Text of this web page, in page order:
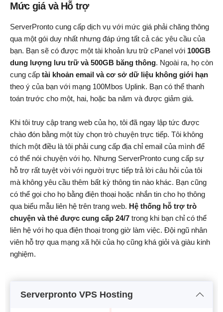
Mức giá và Hỗ trợ
ServerPronto cung cấp dịch vụ với mức giá phải chăng thông
qua một gói duy nhất nhưng đáp ứng tất cả các yêu cầu của
bạn. Bạn sẽ có được một tài khoản lưu trữ cPanel với 100GB
dung lượng lưu trữ và 500GB băng thông. Ngoài ra, họ còn
cung cấp tài khoản email và cơ sở dữ liệu không giới hạn
theo ý của bạn với mạng 100Mbos Uplink. Bạn có thể thanh
toán trước cho một, hai, hoặc ba năm và được giảm giá.
Khi tôi truy cập trang web của họ, tôi đã ngay lập tức được
chào đón bằng một tùy chọn trò chuyện trực tiếp. Tôi không
thích một điều là tôi phải cung cấp địa chỉ email của mình để
có thể nói chuyện với họ. Nhưng ServerPronto cung cấp sự
hỗ trợ rất tuyệt vời với người trực tiếp trả lời câu hỏi của tôi
mà không yêu cầu thêm bất kỳ thông tin nào khác. Bạn cũng
có thể gọi cho họ bằng điện thoại hoặc nhắn tin cho họ thông
qua biểu mẫu liên hệ trên trang web. Hệ thống hỗ trợ trò
chuyện và thẻ được cung cấp 24/7 trong khi bạn chỉ có thể
liên hệ với họ qua điện thoại trong giờ làm việc. Đội ngũ nhân
viên hỗ trợ qua mạng xã hội của họ cũng khá giỏi và giàu kinh
nghiệm.
Serverpronto VPS Hosting